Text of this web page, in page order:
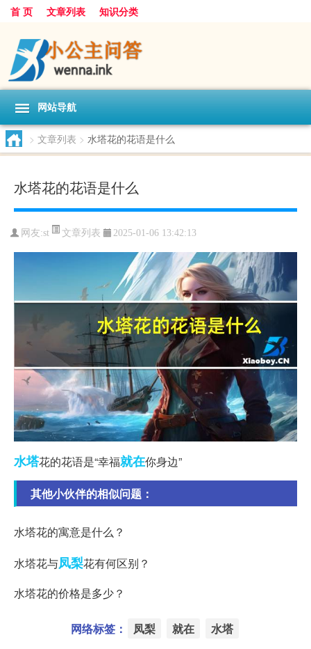
首 页 文章列表 知识分类
网站导航
> 文章列表 > 水塔花的花语是什么
水塔花的花语是什么
网友:st 文章列表 2025-01-06 13:42:13
水塔花的花语是“幸福就在你身边”
其他小伙伴的相似问题：
水塔花的寓意是什么？
水塔花与凤梨花有何区别？
水塔花的价格是多少？
网络标签： 凤梨 就在 水塔